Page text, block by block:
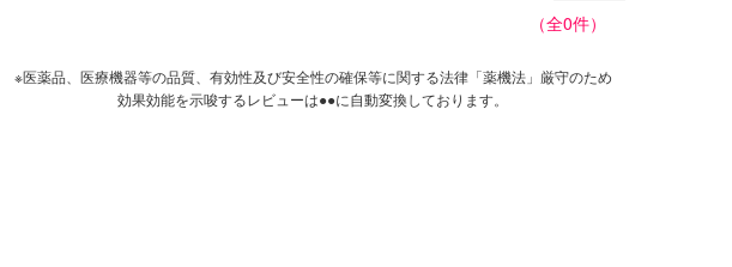
（全0件）
※医薬品、医療機器等の品質、有効性及び安全性の確保等に関する法律「薬機法」厳守のため
効果効能を示唆するレビューは●●に自動変換しております。